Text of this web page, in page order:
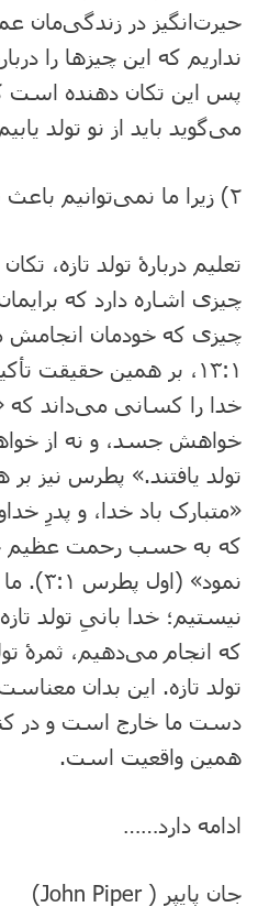
حیرت‌انگیز در زندگی‌مان
نداریم که این چیزها را
پس این تکان دهنده
می‌گوید باید از نو تولد
۲) زیرا ما نمی‌توانیم باعث تولد تازه گردیم
تعلیم دربارۀ تولد تازه،
چیزی اشاره دارد که
چیزی که خودمان انجامش
۱:‏۱۳، بر همین حقیقت
خدا را کسانی می‌داند که
خواهش جسد، و نه از
تولد یافتند.» پطرس نیز
«متبارک باد خدا، و پدرِ
که به حسب رحمت عظیم
نمود»
نیستیم؛ خدا بانیِ تولد
که انجام می‌دهیم، ثمرۀ
تولد تازه. این بدان معناست
دست ما خارج است و در
همین واقعیت است.
ادامه دارد……
جان پایپر ( John Piper)